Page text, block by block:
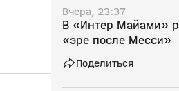
Вчера, 23:37
В «Интер Майами»
«эре после Месси»
Поделиться